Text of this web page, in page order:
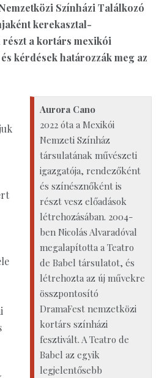
Színházi Találkozó
kerekasztal-
részt a kortárs mexikói
kérdések határozzák meg az
Aurora Cano
2022 óta a Mexikói
Nemzeti Színház
társulatának művészeti
igazgatója, rendezőként
és színésznőként is
részt vesz előadások
létrehozásában. 2004-
ben Nicolás Alvaradóval
megalapította a Teatro
de Babel társulatot, és
létrehozta az új művekre
összpontosító
DramaFest nemzetközi
kortárs színházi
fesztivált. A Teatro de
Babel az egyik
legjelentősebb